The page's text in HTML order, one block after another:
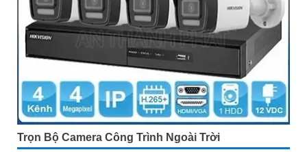
Trọn Bộ Camera Công Trình Ngoài Trời